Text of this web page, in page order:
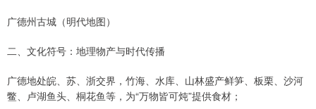
广德州古城（明代地图）
二、文化符号：地理物产与时代传播
广德地处皖、苏、浙交界，竹海、水库、山林盛产鲜笋、板栗、沙河
鳖、卢湖鱼头、桐花鱼等，为“万物皆可炖”提供食材；